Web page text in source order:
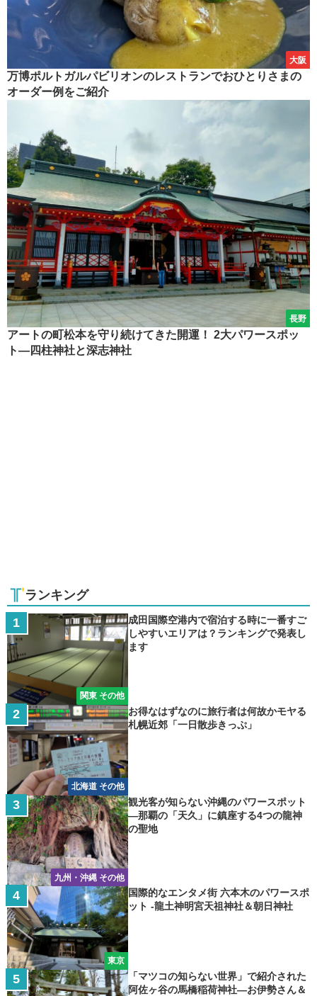
大阪
万博ポルトガルパビリオンのレストランでおひとりさまの
オーダー例をご紹介
長野
アートの町松本を守り続けてきた開運！ 2大パワースポッ
ト―四柱神社と深志神社
ランキング
関東 その他
成田国際空港内で宿泊する時に一番すご
しやすいエリアは？ランキングで発表し
ます
北海道 その他
お得なはずなのに旅行者は何故かモヤる
札幌近郊「一日散歩きっぷ」
九州・沖縄 その他
観光客が知らない沖縄のパワースポット
―那覇の「天久」に鎮座する4つの龍神
の聖地
東京
国際的なエンタメ街 六本木のパワースポ
ット -龍土神明宮天祖神社＆朝日神社
「マツコの知らない世界」で紹介された
阿佐ヶ谷の馬橋稲荷神社―お伊勢さん＆